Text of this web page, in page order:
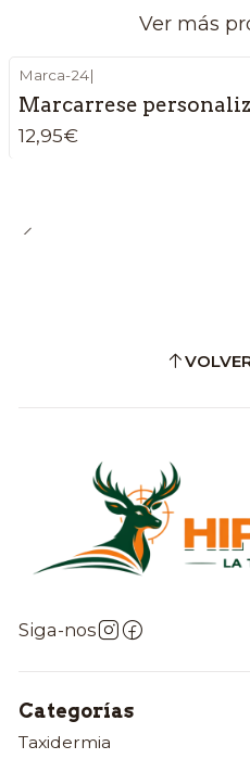
Ver más
Marca-24|
Marcarrese
12,95€
Siga-nos
Categorías
Taxidermia